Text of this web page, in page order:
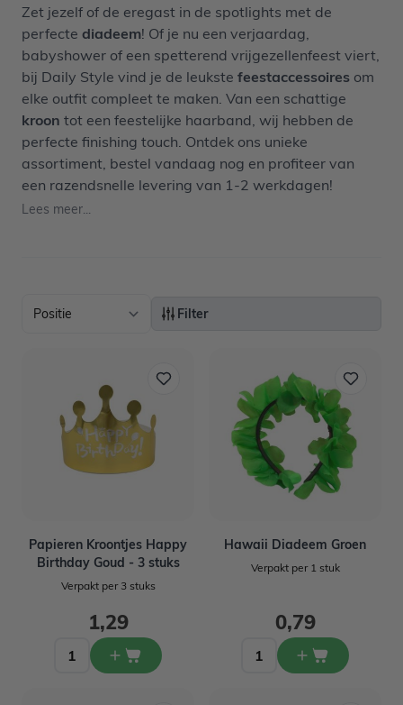
Zet jezelf of de eregast in de spotlights met de
perfecte diadeem! Of je nu een verjaardag,
babyshower of een spetterend vrijgezellenfeest viert,
bij Daily Style vind je de leukste feestaccessoires om
elke outfit compleet te maken. Van een schattige
kroon tot een feestelijke haarband, wij hebben de
perfecte finishing touch. Ontdek ons unieke
assortiment, bestel vandaag nog en profiteer van
een razendsnelle levering van 1-2 werkdagen!
Lees meer...
Filter
Papieren Kroontjes Happy
Birthday Goud - 3 stuks
Verpakt per 3 stuks
1,29
Hawaii Diadeem Groen
Verpakt per 1 stuk
0,79